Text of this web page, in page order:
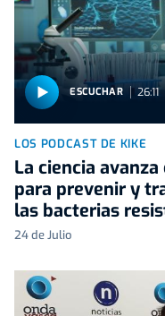
ESCUCHAR 26:11
LOS PODCAST DE KIKE
La ciencia
para prevenir y
las bacterias
24 de Julio